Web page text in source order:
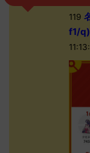
119
f1/q)